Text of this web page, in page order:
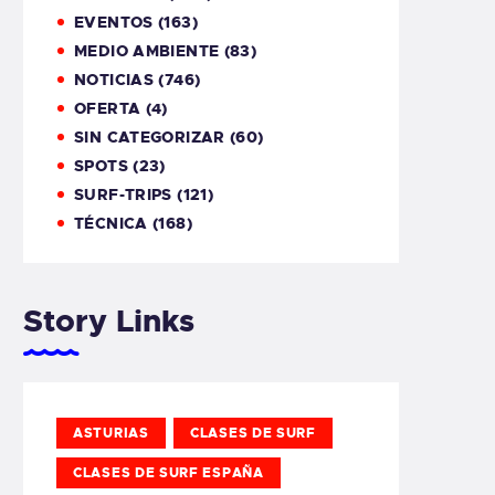
EVENTOS (163)
MEDIO AMBIENTE (83)
NOTICIAS (746)
OFERTA (4)
SIN CATEGORIZAR (60)
SPOTS(23)
SURF-TRIPS (121)
TÉCNICA (168)
Story Links
ASTURIAS CLASES DE SURF
CLASES DE SURF ESPAÑA